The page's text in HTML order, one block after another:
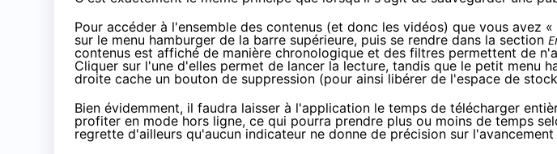
Pour accéder à l'ensemble des contenus (et donc les vidéos) que vous avez
sur le menu hamburger de la barre supérieure, puis se rendre dans la section
contenus est affiché de manière chronologique et des filtres permettent de
Cliquer sur l'une d'elles permet de lancer la lecture, tandis que le petit menu
droite cache un bouton de suppression (pour ainsi libérer de l'espace de
Bien évidemment, il faudra laisser à l'application le temps de télécharger
profiter en mode hors ligne, ce qui pourra prendre plus ou moins de temps
regrette d'ailleurs qu'aucun indicateur ne donne de précision sur